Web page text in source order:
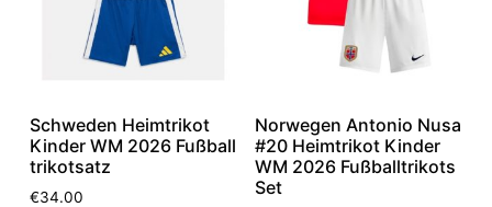
Schweden Heimtrikot
Kinder WM 2026 Fußball
trikotsatz
€34.00
Norwegen Antonio Nusa
#20 Heimtrikot Kinder
WM 2026 Fußballtrikots
Set